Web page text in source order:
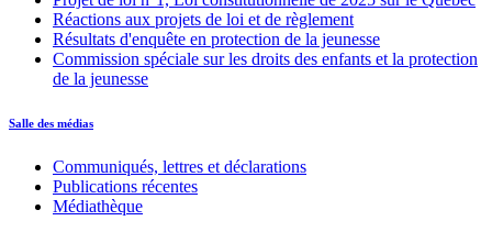
Réactions aux projets de loi et de règlement
Résultats d'enquête en protection de la jeunesse
Commission spéciale sur les droits des enfants et la protection
de la jeunesse
Salle des médias
Communiqués, lettres et déclarations
Publications récentes
Médiathèque